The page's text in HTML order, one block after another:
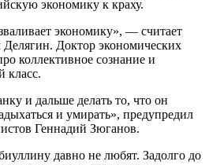
экономику к краху.
экономику», — считает
Доктор экономических
коллективное сознание и
класс.
и дальше делать то, что он
и умирать», предупредил
Геннадий Зюганов.
давно не любят. Задолго до